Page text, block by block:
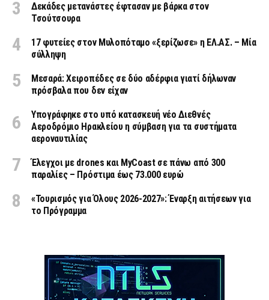
Δεκάδες μετανάστες έφτασαν με βάρκα στον
Τσούτσουρα
17 φυτείες στον Μυλοπόταμο «ξερίζωσε» η ΕΛ.ΑΣ. – Μία
σύλληψη
Μεσαρά: Χειροπέδες σε δύο αδέρφια γιατί δήλωναν
πρόσβαλα που δεν είχαν
Υπογράφηκε στο υπό κατασκευή νέο Διεθνές
Αεροδρόμιο Ηρακλείου η σύμβαση για τα συστήματα
αεροναυτιλίας
Έλεγχοι με drones και MyCoast σε πάνω από 300
παραλίες – Πρόστιμα έως 73.000 ευρώ
«Τουρισμός για Όλους 2026-2027»: Έναρξη αιτήσεων για
το Πρόγραμμα